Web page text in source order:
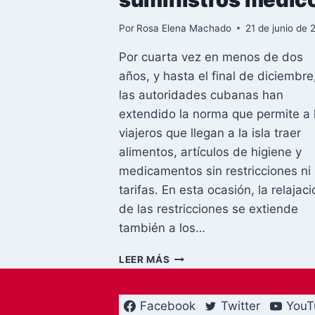
Por Rosa Elena Machado 21 de junio de
Por cuarta vez en menos de dos
años, y hasta el final de
las autoridades cubanas han
extendido la norma que permite a
viajeros que llegan a la isla traer
alimentos, artículos de higiene y
medicamentos sin restricciones ni
tarifas. En esta ocasión, la
de las restricciones se extiende
también a los…
LEER MÁS CUBA
ABRE
PUERTA
Facebook Twitter